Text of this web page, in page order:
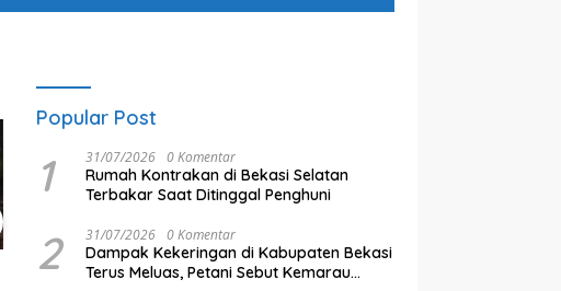
100 Hari Berlalu, Pengusutan
Anggota DPRD Kota Bekasi
Popular Post
1 31/07/2026 0 Komentar
Rumah Kontrakan di Bekasi Selatan
Terbakar Saat Ditinggal Penghuni
2 31/07/2026 0 Komentar
Dampak Kekeringan di Kabupaten Bekasi
Terus Meluas, Petani Sebut Kemarau